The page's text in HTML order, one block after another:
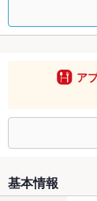
ア
基本情報